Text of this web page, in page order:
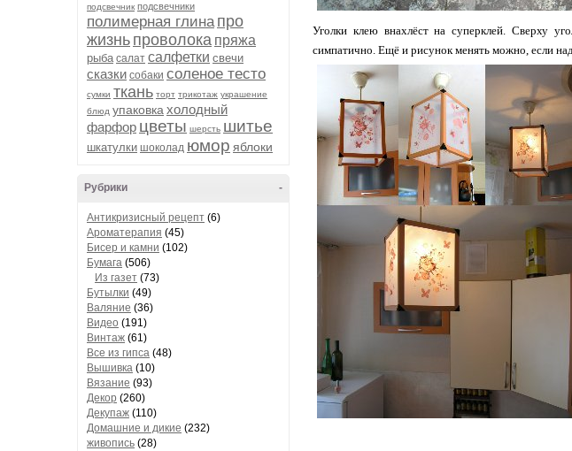
подсвечник подсвечники
полимерная глина про
жизнь проволока пряжа
рыба салат салфетки свечи
сказки собаки соленое тесто
сумки ткань торт трикотаж украшение
блюд упаковка холодный
фарфор цветы шерсть шитье
шкатулки шоколад юмор яблоки
-
Рубрики
Антикризисный рецепт (6)
Ароматерапия (45)
Бисер и камни (102)
Бумага (506)
Из газет (73)
Бутылки (49)
Валяние (36)
Видео (191)
Винтаж (61)
Все из гипса (48)
Вышивка (10)
Вязание (93)
Декор (260)
Декупаж (110)
Домашние и дикие (232)
живопись (28)
Уголки клею внахлёст на суперклей. Сверху
симпатично. Ещё и рисунок менять можно, если